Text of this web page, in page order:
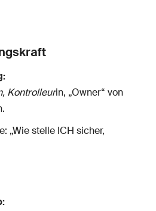
Kontrolleurin, „Owner“ von
„Wie stelle ICH sicher,